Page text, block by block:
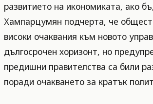
развитието на икономиката, ако
Хампарцумян подчерта, че
високи очаквания към новото
дългосрочен хоризонт, но
предишни правителства са били
поради очакването за кратък